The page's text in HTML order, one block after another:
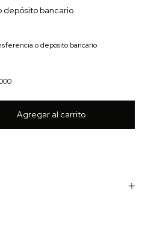
depósito bancario
o depósito bancario